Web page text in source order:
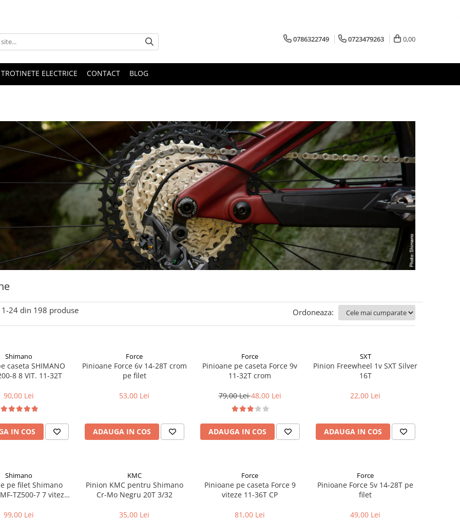
0786322749 0723479263 0,00
ELECTRICE CONTACT BLOG
1-24 din 198 produse Ordoneaza:
Shimano
caseta SHIMANO
8 8 VIT. 11-32T
90,00 Lei
IN COS
Force
Pinioane Force 6v 14-28T crom
pe filet
53,00 Lei
ADAUGA IN COS
Force
Pinioane pe caseta Force 9v
11-32T crom
79,00 Lei48,00 Lei
ADAUGA IN COS
SXT
Pinion Freewheel 1v SXT Silver
16T
22,00 Lei
ADAUGA IN COS
Shimano
pe filet Shimano
TZ500-7 7 viteze
99,00 Lei
KMC
Pinion KMC pentru Shimano
Cr-Mo Negru 20T 3/32
35,00 Lei
Force
Pinioane pe caseta Force 9
viteze 11-36T CP
81,00 Lei
Force
Pinioane Force 5v 14-28T pe
filet
49,00 Lei